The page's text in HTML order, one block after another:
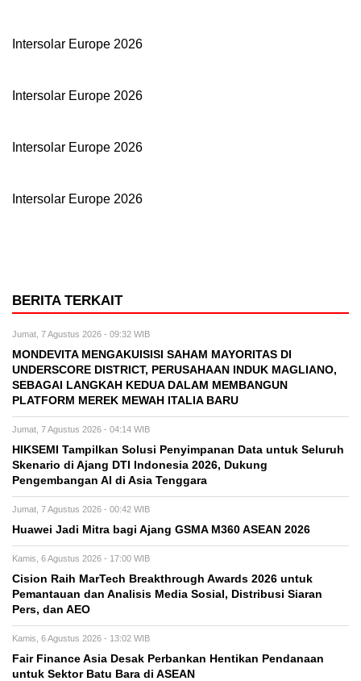
Intersolar Europe 2026
Intersolar Europe 2026
Intersolar Europe 2026
Intersolar Europe 2026
BERITA TERKAIT
Jumat, 7 Agustus 2026 - 09:32 WIB
MONDEVITA MENGAKUISISI SAHAM MAYORITAS DI
UNDERSCORE DISTRICT, PERUSAHAAN INDUK MAGLIANO,
SEBAGAI LANGKAH KEDUA DALAM MEMBANGUN
PLATFORM MEREK MEWAH ITALIA BARU
Jumat, 7 Agustus 2026 - 04:14 WIB
HIKSEMI Tampilkan Solusi Penyimpanan Data untuk Seluruh
Skenario di Ajang DTI Indonesia 2026, Dukung
Pengembangan AI di Asia Tenggara
Jumat, 7 Agustus 2026 - 00:42 WIB
Huawei Jadi Mitra bagi Ajang GSMA M360 ASEAN 2026
Kamis, 6 Agustus 2026 - 17:00 WIB
Cision Raih MarTech Breakthrough Awards 2026 untuk
Pemantauan dan Analisis Media Sosial, Distribusi Siaran
Pers, dan AEO
Kamis, 6 Agustus 2026 - 13:02 WIB
Fair Finance Asia Desak Perbankan Hentikan Pendanaan
untuk Sektor Batu Bara di ASEAN